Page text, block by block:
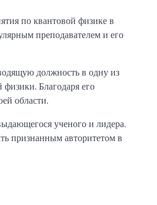
по квантовой физике в
преподавателем и его
должность в одну из
Благодаря его
области.
ученого и лидера.
признанным авторитетом в